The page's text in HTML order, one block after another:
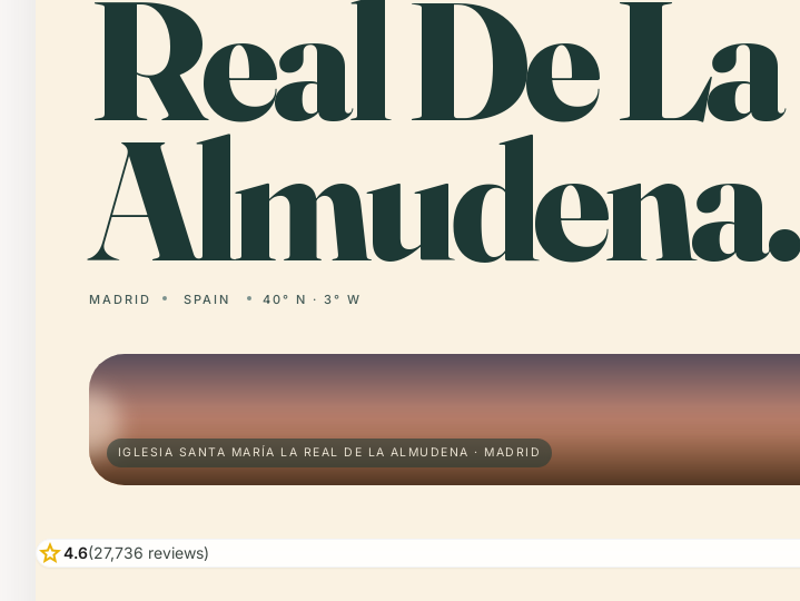
Real De La
Almudena.
MADRID SPAIN 40° N · 3° W
IGLESIA SANTA MARÍA LA REAL DE LA ALMUDENA · MADRID
star4.6(27,736 reviews)